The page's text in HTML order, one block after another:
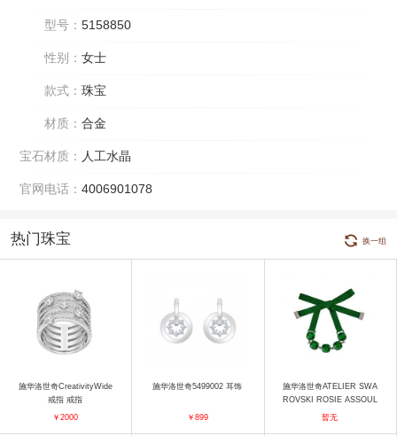
型号： 5158850
性别： 女士
款式： 珠宝
材质： 合金
宝石材质： 人工水晶
官网电话： 4006901078
热门珠宝 换一组
施华洛世奇CreativityWide
戒指 戒指
￥2000
施华洛世奇5499002 耳饰
￥899
施华洛世奇ATELIER SWA
ROVSKI ROSIE ASSOUL
IN 手链 手镯
暂无